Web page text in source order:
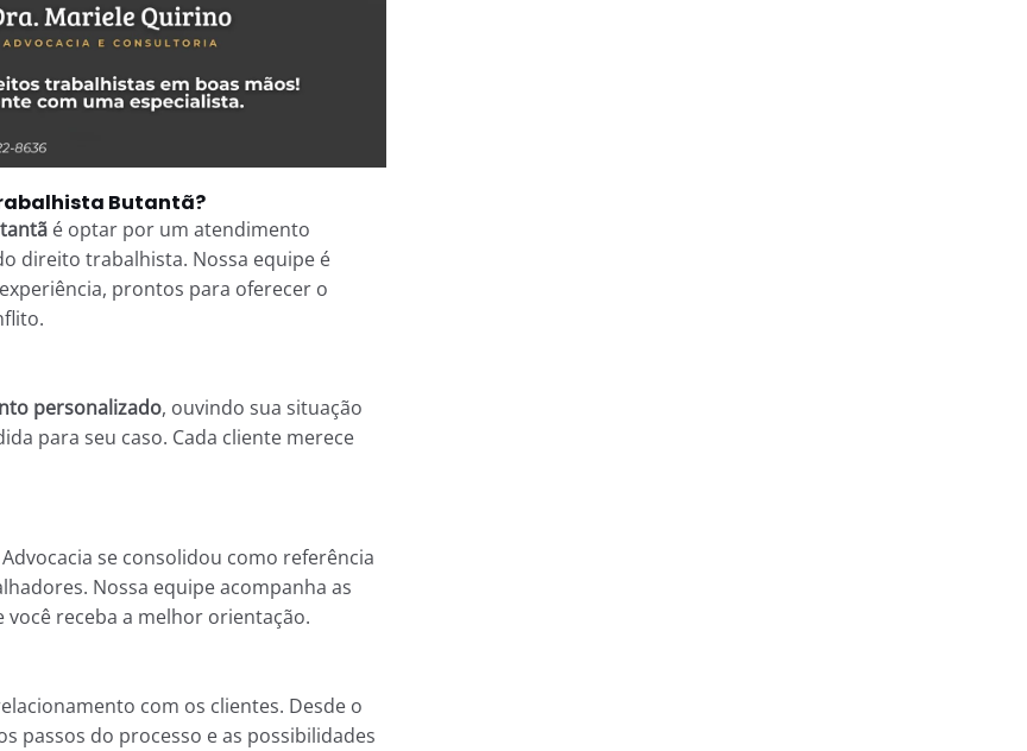
Butantã?
é optar por um atendimento
direito trabalhista. Nossa equipe é
prontos para oferecer o
personalizado, ouvindo sua situação
para seu caso. Cada cliente merece
Advocacia se consolidou como referência
Nossa equipe acompanha as
receba a melhor orientação.
com os clientes. Desde o
passos do processo e as possibilidades